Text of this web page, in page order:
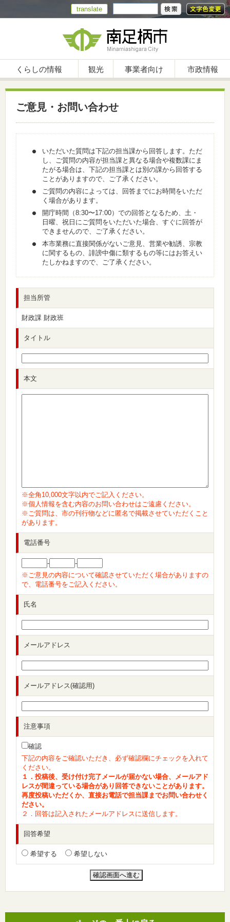
translate
くらしの情報 観光 事業者向け 市政情報
ご意見・お問い合わせ
いただいた質問は下記の担当課から回答します。ただ
し、ご質問の内容が担当課と異なる場合や複数課にま
たがる場合は、下記の担当課とは別の課から回答する
ことがありますので、ご了承ください。
ご質問の内容によっては、回答までにお時間をいただ
く場合があります。
開庁時間（8:30〜17:00）での回答となるため、土・
日曜、祝日にご質問をいただいた場合、すぐに回答が
できませんので、ご了承ください。
本市業務に直接関係がないご意見、営業や勧誘、宗教
に関するもの、誹謗中傷に類するもの等にはお答えい
たしかねますので、ご了承ください。
担当所管
財政課 財政班
タイトル
本文
※全角10,000文字以内でご記入ください。
※個人情報を含む内容のお問い合わせはご遠慮ください。
※ご質問は、市の刊行物などに匿名で掲載させていただくこと
があります。
電話番号
-
-
※ご意見の内容について確認させていただく場合がありますの
で、電話番号をご記入ください。
氏名
メールアドレス
メールアドレス(確認用)
注意事項
確認
下記の内容をご確認いただき、必ず確認欄にチェックを入れて
ください。
１．投稿後、受け付け完了メールが届かない場合、メールアド
レスが間違っている場合があり回答できないことがあります。
再度投稿いただくか、直接お電話で担当課までお問い合わせく
ださい。
２．回答は記入されたメールアドレスに送信します。
回答希望
希望する 希望しない